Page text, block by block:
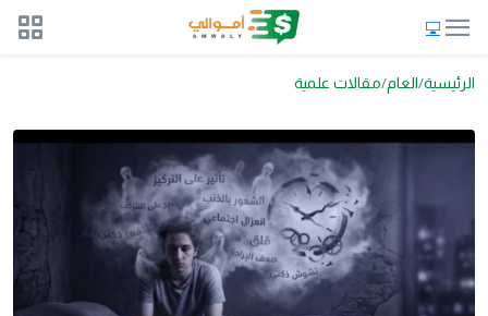
الرئيسية العام مقالات علمية